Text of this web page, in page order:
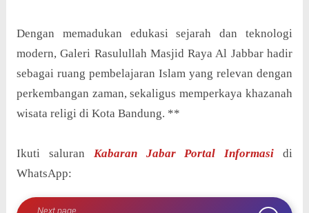
Dengan memadukan edukasi sejarah dan teknologi
modern, Galeri Rasulullah Masjid Raya Al Jabbar hadir
sebagai ruang pembelajaran Islam yang relevan dengan
perkembangan zaman, sekaligus memperkaya khazanah
wisata religi di Kota Bandung. **
Ikuti saluran Kabaran Jabar Portal Informasi di
WhatsApp:
Next page